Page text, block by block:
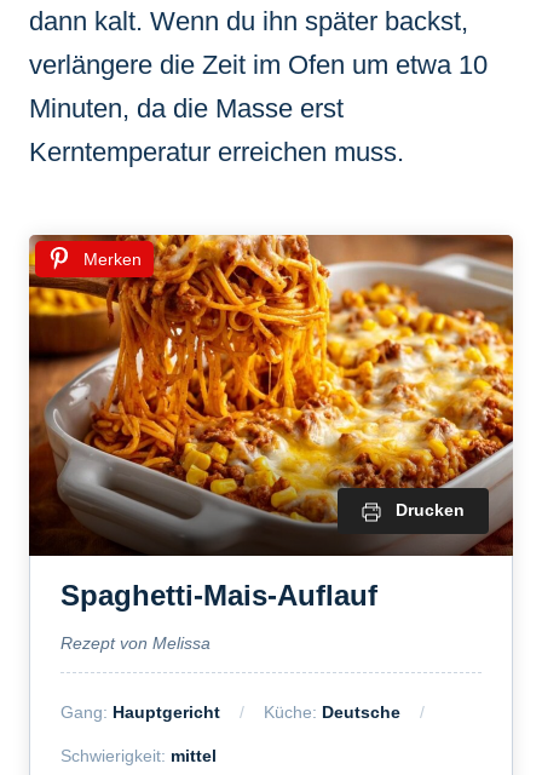
dann kalt. Wenn du ihn später backst,
verlängere die Zeit im Ofen um etwa 10
Minuten, da die Masse erst
Kerntemperatur erreichen muss.
Merken
Drucken
Spaghetti-Mais-Auflauf
Rezept von Melissa
Gang: Hauptgericht Küche: Deutsche
Schwierigkeit: mittel